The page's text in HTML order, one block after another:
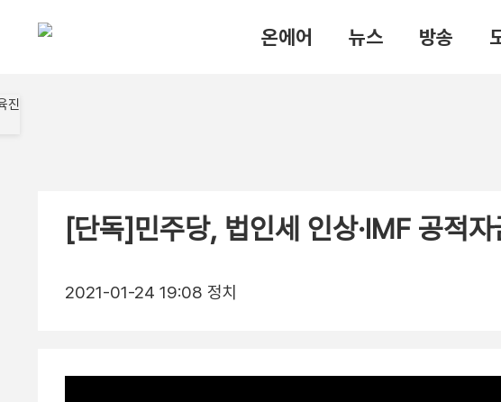
온에어 뉴스 방송
[단독]민주당, 법인세 인상·IMF 공적
2021-01-24 19:08 정치